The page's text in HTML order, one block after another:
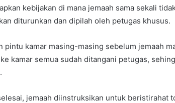
kebijakan di mana jemaah sama sekali
diturunkan dan dipilah oleh petugas khusus.
kamar masing-masing sebelum jemaah
kamar semua sudah ditangani petugas,
jemaah diinstruksikan untuk beristirahat